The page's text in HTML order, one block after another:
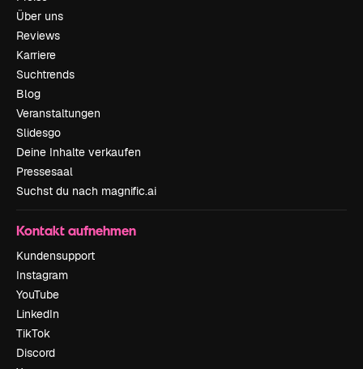
Über uns
Reviews
Karriere
Suchtrends
Blog
Veranstaltungen
Slidesgo
Deine Inhalte verkaufen
Pressesaal
Suchst du nach magnific.ai
Kontakt aufnehmen
Kundensupport
Instagram
YouTube
LinkedIn
TikTok
Discord